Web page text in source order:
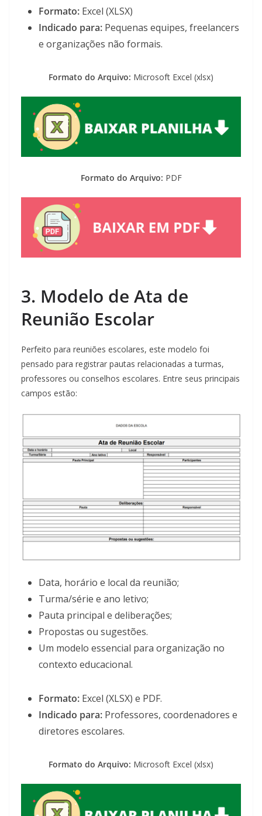
Formato: Excel (XLSX)
Indicado para: Pequenas equipes, freelancers
e organizações não formais.
Formato do Arquivo: Microsoft Excel (xlsx)
Formato do Arquivo: PDF
3. Modelo de Ata de
Reunião Escolar
Perfeito para reuniões escolares, este modelo foi
pensado para registrar pautas relacionadas a turmas,
professores ou conselhos escolares. Entre seus principais
campos estão:
Data, horário e local da reunião;
Turma/série e ano letivo;
Pauta principal e deliberações;
Propostas ou sugestões.
Um modelo essencial para organização no
contexto educacional.
Formato: Excel (XLSX) e PDF.
Indicado para: Professores, coordenadores e
diretores escolares.
Formato do Arquivo: Microsoft Excel (xlsx)